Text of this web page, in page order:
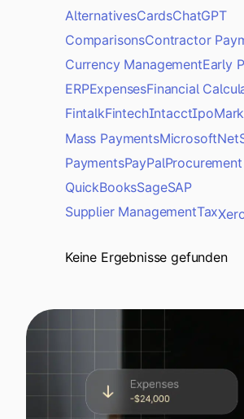
AlternativesCardsChatGPT
ComparisonsContractor
Currency ManagementEarly
ERPExpensesFinancial
FintalkFintechIntacctIpo
Mass PaymentsMicrosoft
PaymentsPayPalProcurement
QuickBooksSageSAP
Supplier ManagementTax
Keine Ergebnisse gefunden